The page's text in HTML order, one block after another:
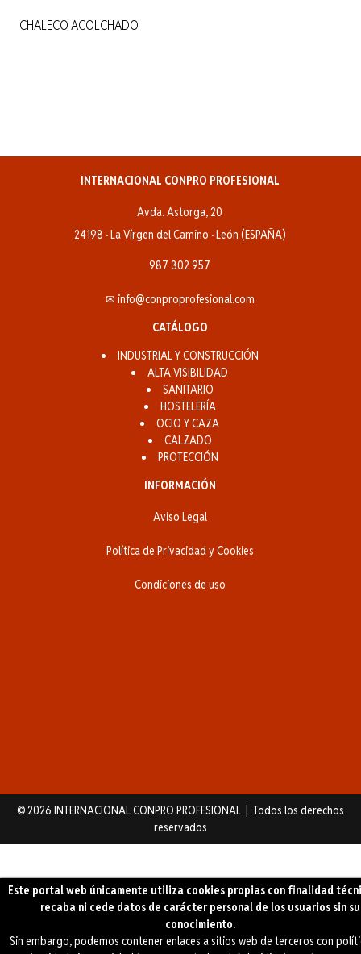
CHALECO ACOLCHADO
INTERNACIONAL CONPRO PROFESIONAL
Avda. Astorga, 20
24198 · La Vírgen del Camino · León (ESPAÑA)
987 302 957
✉ info@conproprofesional.com
CATÁLOGO
INDUSTRIAL Y CONSTRUCCIÓN
ALTA VISIBILIDAD
SANITARIO
HOSTELERÍA
OCIO Y CAZA
CALZADO
PROTECCIÓN
INFORMACIÓN
Aviso Legal
Política de Privacidad y Cookies
Condiciones de uso
© 2026 INTERNACIONAL CONPRO PROFESIONAL | Todos los derechos
reservados
Este portal web únicamente utiliza cookies propias con finalidad
recaba ni cede datos de carácter personal de los usuarios sin su
conocimiento.
Sin embargo, podemos contener enlaces a sitios web de terceros con